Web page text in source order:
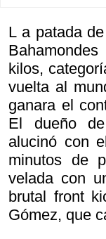
L a patada
kilos,
vuelta al
ganara el
El dueño
alucinó con
minutos de
velada con
brutal front
Gómez, que